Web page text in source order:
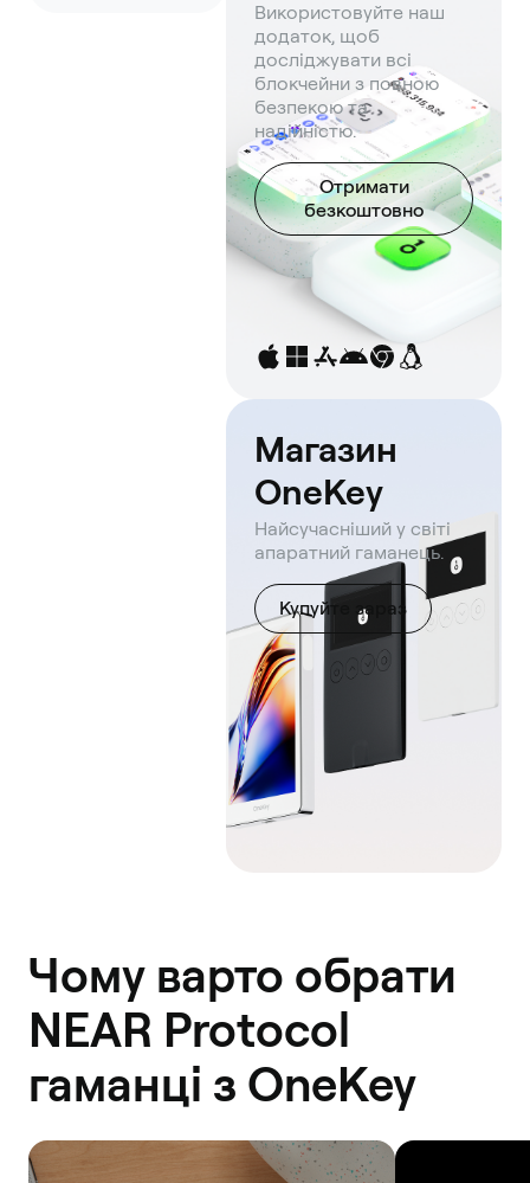
Використовуйте наш
додаток, щоб
досліджувати всі
блокчейни з повною
безпекою та
надійністю.
Отримати
безкоштовно
Магазин
OneKey
Найсучасніший у світі
апаратний гаманець.
Купуйте зараз
Чому варто обрати
NEAR Protocol
гаманці з OneKey